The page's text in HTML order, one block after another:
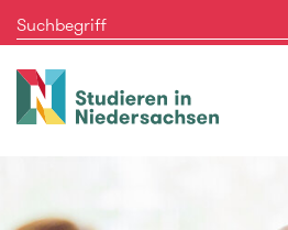
Studieren
in